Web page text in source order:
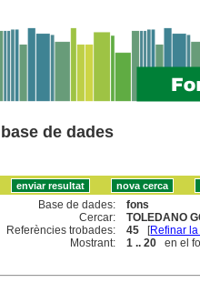
de dades
Base de dades:
fons
Cercar:
TOLEDANO
Referències trobades:
45 [Refinar
Mostrant:
1 .. 20 en el